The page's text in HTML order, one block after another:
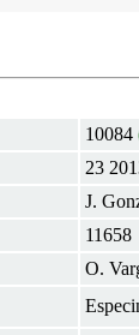
10084
23
J.
11658
O.